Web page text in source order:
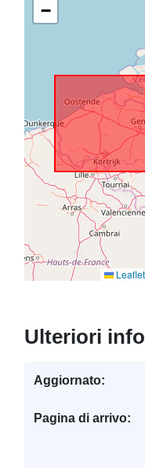
−
Leaflet
Ulteriori
Aggiornato:
Pagina di arrivo: